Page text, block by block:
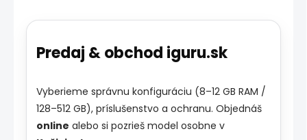
Predaj & obchod iguru.sk
Vyberieme správnu konfiguráciu (8–12 GB RAM /
128–512 GB), príslušenstvo a ochranu. Objednáš
online alebo si pozrieš model osobne v